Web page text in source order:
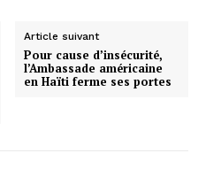
Article suivant
Pour cause d’insécurité,
l’Ambassade américaine
en Haïti ferme ses portes